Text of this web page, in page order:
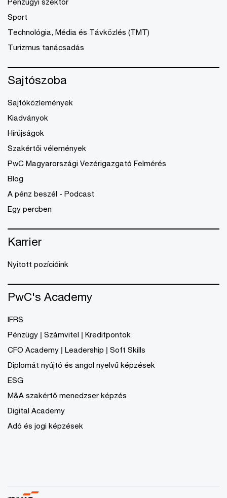
Sport
Technológia, Média és Távközlés (TMT)
Turizmus tanácsadás
Sajtószoba
Sajtóközlemények
Kiadványok
Hírújságok
Szakértői vélemények
PwC Magyarországi Vezérigazgató Felmérés
Blog
A pénz beszél - Podcast
Egy percben
Karrier
Nyitott pozícióink
PwC's Academy
IFRS
Pénzügy | Számvitel | Kreditpontok
CFO Academy | Leadership | Soft Skills
Diplomát nyújtó és angol nyelvű képzések
ESG
M&A szakértő menedzser képzés
Digital Academy
Adó és jogi képzések